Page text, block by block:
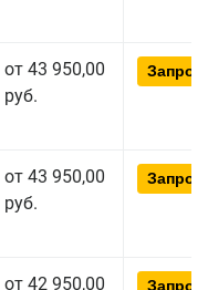
от 43 950,00
руб.
от 43 950,00
руб.
от 42 950,00